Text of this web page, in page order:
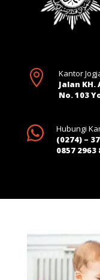

Kantor
Jalan KH.
No. 103

Hubungi
(0274) –
0857 2963